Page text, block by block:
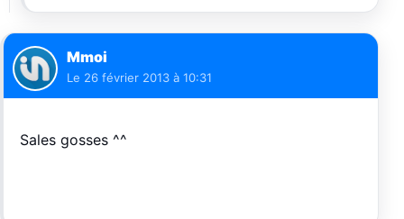
Mmoi
Le 26 février 2013 à 10:31
Sales gosses ^^